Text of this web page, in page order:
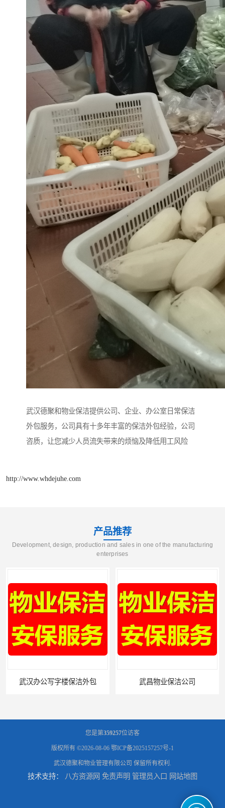
武汉德聚和物业保洁提供公司、企业、办公室日常保洁
外包服务，公司具有十多年丰富的保洁外包经验，公司
咨质，让您减少人员流失带来的烦恼及降低用工风险
http://www.whdejuhe.com
产品推荐
Development, design, production and sales in one of the manufacturing
enterprises
武昌物业保洁公司
您是第359257位访客
版权所有 ©2026-08-06 鄂ICP备2025157257号-1
武汉德聚和物业管理有限公司 保留所有权利.
技术支持： 八方资源网 免责声明 管理员入口 网站地图